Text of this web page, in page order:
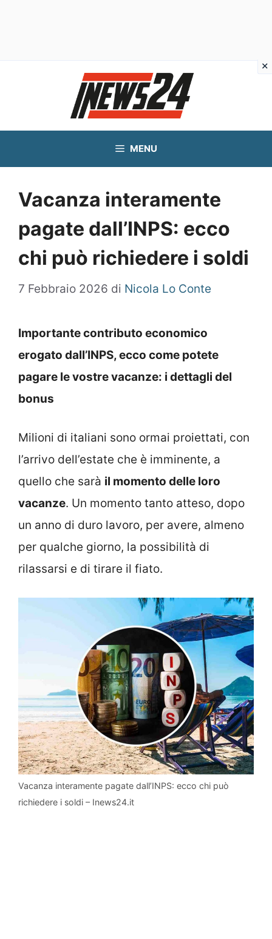
MENU
Vacanza interamente
pagate dall’INPS: ecco
chi può richiedere i soldi
7 Febbraio 2026 di Nicola Lo Conte
Importante contributo economico
erogato dall’INPS, ecco come potete
pagare le vostre vacanze: i dettagli del
bonus
Milioni di italiani sono ormai proiettati, con
l’arrivo dell’estate che è imminente, a
quello che sarà il momento delle loro
vacanze. Un momento tanto atteso, dopo
un anno di duro lavoro, per avere, almeno
per qualche giorno, la possibilità di
rilassarsi e di tirare il fiato.
Vacanza interamente pagate dall’INPS: ecco chi può
richiedere i soldi – Inews24.it